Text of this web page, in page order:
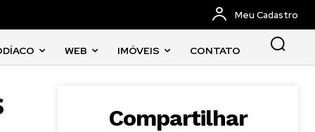
Meu Cadastro
WEB IMÓVEIS CONTATO
Compartilhar